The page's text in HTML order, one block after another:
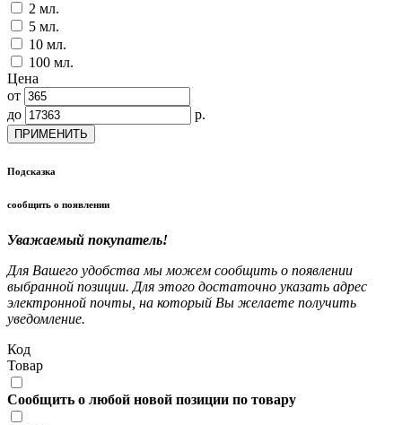
2 мл.
5 мл.
10 мл.
100 мл.
Цена
от
до
р.
ПРИМЕНИТЬ
Подсказка
сообщить о появлении
Уважаемый покупатель!
Для Вашего удобства мы можем сообщить о появлении
выбранной позиции. Для этого достаточно указать адрес
электронной почты, на который Вы желаете получить
уведомление.
Код
Товар
Сообщить о любой новой позиции по товару